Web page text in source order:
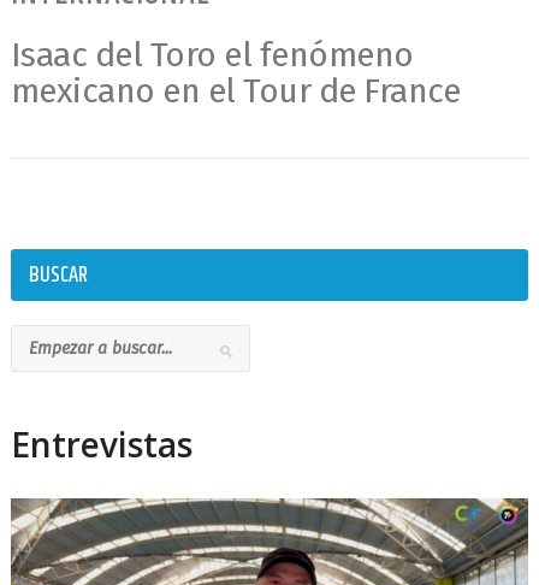
Isaac del Toro el fenómeno
mexicano en el Tour de France
BUSCAR
Entrevistas